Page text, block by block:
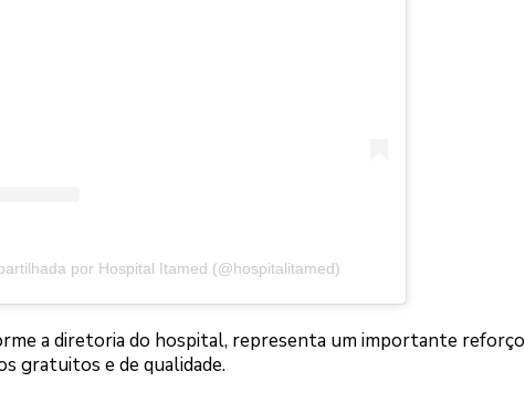
por Hospital Itamed (@hospitalitamed)
a diretoria do hospital, representa um importante reforço
gratuitos e de qualidade.